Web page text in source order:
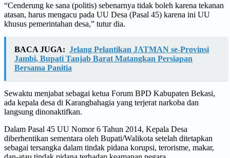
“Cenderung ke sana (politis) sebenarnya tidak boleh karena tekanan
atasan, harus mengacu pada UU Desa (Pasal 45) karena ini UU
khusus pemerintahan desa,” tutur dia.
BACA JUGA: Jelang Pelantikan JATMAN se-Provinsi
Jambi, Bupati Tanjab Barat Matangkan Persiapan
Bersama Panitia
Sewaktu menjabat sebagai ketua Forum BPD Kabupaten Bekasi,
ada kepala desa di Karangbahagia yang terjerat narkoba dan
langsung dinonaktifkan.
Dalam Pasal 45 UU Nomor 6 Tahun 2014, Kepala Desa
diberhentikan sementara oleh Bupati/Walikota setelah ditetapkan
sebagai tersangka dalam tindak pidana korupsi, terorisme, makar,